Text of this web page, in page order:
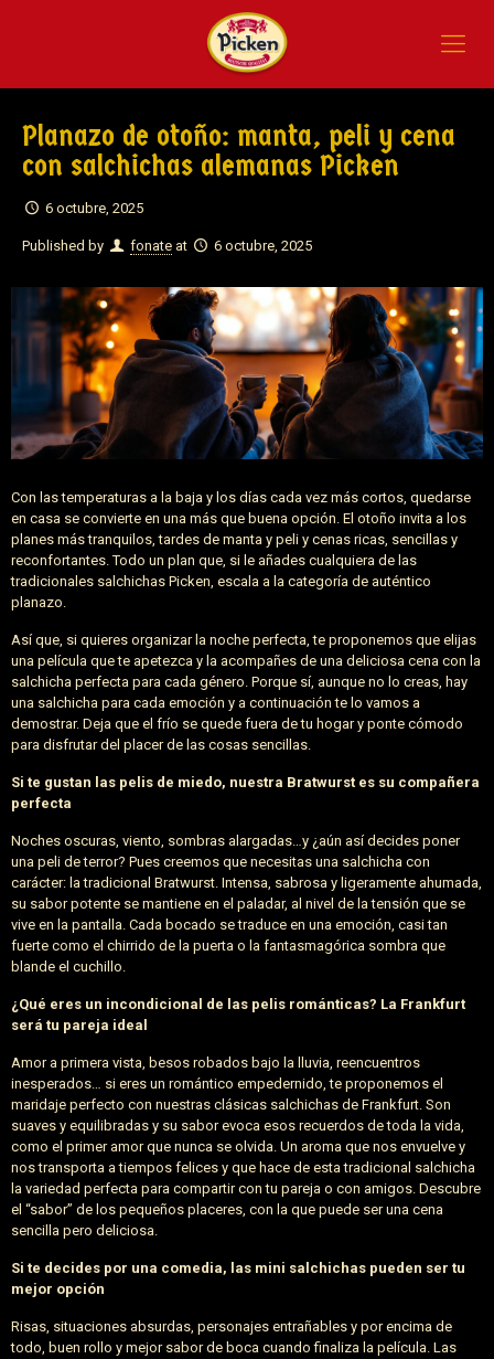
Planazo de otoño: manta, peli y cena
con salchichas alemanas Picken
6 octubre, 2025
Published by fonate at 6 octubre, 2025
Con las temperaturas a la baja y los días cada vez más cortos, quedarse
en casa se convierte en una más que buena opción. El otoño invita a los
planes más tranquilos, tardes de manta y peli y cenas ricas, sencillas y
reconfortantes. Todo un plan que, si le añades cualquiera de las
tradicionales salchichas Picken, escala a la categoría de auténtico
planazo.
Así que, si quieres organizar la noche perfecta, te proponemos que elijas
una película que te apetezca y la acompañes de una deliciosa cena con la
salchicha perfecta para cada género. Porque sí, aunque no lo creas, hay
una salchicha para cada emoción y a continuación te lo vamos a
demostrar. Deja que el frío se quede fuera de tu hogar y ponte cómodo
para disfrutar del placer de las cosas sencillas.
Si te gustan las pelis de miedo, nuestra Bratwurst es su compañera
perfecta
Noches oscuras, viento, sombras alargadas…y ¿aún así decides poner
una peli de terror? Pues creemos que necesitas una salchicha con
carácter: la tradicional Bratwurst. Intensa, sabrosa y ligeramente ahumada,
su sabor potente se mantiene en el paladar, al nivel de la tensión que se
vive en la pantalla. Cada bocado se traduce en una emoción, casi tan
fuerte como el chirrido de la puerta o la fantasmagórica sombra que
blande el cuchillo.
¿Qué eres un incondicional de las pelis románticas? La Frankfurt
será tu pareja ideal
Amor a primera vista, besos robados bajo la lluvia, reencuentros
inesperados… si eres un romántico empedernido, te proponemos el
maridaje perfecto con nuestras clásicas salchichas de Frankfurt. Son
suaves y equilibradas y su sabor evoca esos recuerdos de toda la vida,
como el primer amor que nunca se olvida. Un aroma que nos envuelve y
nos transporta a tiempos felices y que hace de esta tradicional salchicha
la variedad perfecta para compartir con tu pareja o con amigos. Descubre
el “sabor” de los pequeños placeres, con la que puede ser una cena
sencilla pero deliciosa.
Si te decides por una comedia, las mini salchichas pueden ser tu
mejor opción
Risas, situaciones absurdas, personajes entrañables y por encima de
todo, buen rollo y mejor sabor de boca cuando finaliza la película. Las